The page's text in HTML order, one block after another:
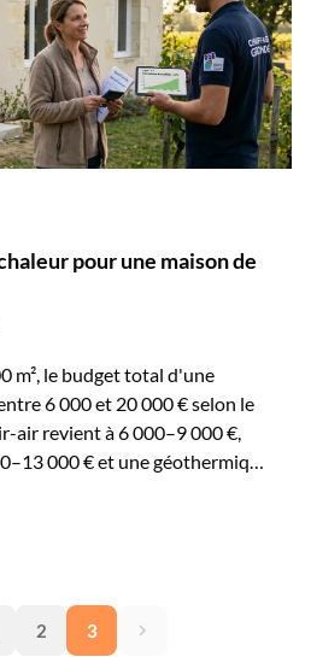
calcul pratiques et les leviers
votre consommation avant ou
pour une maison de
m², le budget total d'une
6 000 et 20 000 € selon le
air revient à 6 000–9 000 €,
000 € et une géothermique
et éco-PTZ, permettent de
inférieures à celles des
joue favorablement sur le
2 3